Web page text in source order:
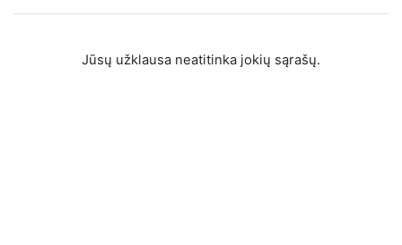
Jūsų užklausa neatitinka jokių sąrašų.